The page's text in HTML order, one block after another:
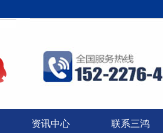
资讯中心 联系三鸿